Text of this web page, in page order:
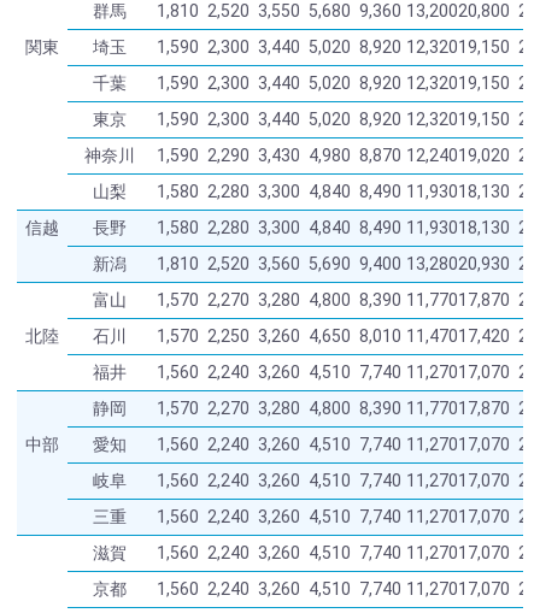
群馬
1,810 2,520 3,550 5,680 9,360 13,20020,800
関東
埼玉 1,590 2,300 3,440 5,020 8,920 12,32019,150
千葉
1,590 2,300 3,440 5,020 8,920 12,32019,150
東京
1,590 2,300 3,440 5,020 8,920 12,32019,150
神奈川
1,590 2,290 3,430 4,980 8,870 12,24019,020
山梨
1,580 2,280 3,300 4,840 8,490 11,93018,130
信越
長野 1,580 2,280 3,300 4,840 8,490 11,93018,130
新潟
1,810 2,520 3,560 5,690 9,400 13,28020,930
富山
1,570 2,270 3,280 4,800 8,390 11,77017,870
北陸
石川 1,570 2,250 3,260 4,650 8,010 11,47017,420
福井
1,560 2,240 3,260 4,510 7,740 11,27017,070
静岡
1,570 2,270 3,280 4,800 8,390 11,77017,870
中部
愛知 1,560 2,240 3,260 4,510 7,740 11,27017,070
岐阜
1,560 2,240 3,260 4,510 7,740 11,27017,070
三重
1,560 2,240 3,260 4,510 7,740 11,27017,070
滋賀
1,560 2,240 3,260 4,510 7,740 11,27017,070
京都
1,560 2,240 3,260 4,510 7,740 11,27017,070